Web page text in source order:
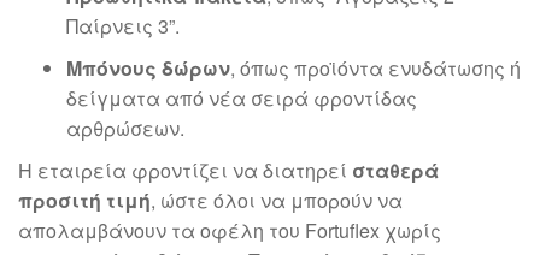
Παίρνεις 3”.
Μπόνους δώρων, όπως προϊόντα ενυδάτωσης ή
δείγματα από νέα σειρά φροντίδας
αρθρώσεων.
Η εταιρεία φροντίζει να διατηρεί σταθερά
προσιτή τιμή, ώστε όλοι να μπορούν να
απολαμβάνουν τα οφέλη του Fortuflex χωρίς